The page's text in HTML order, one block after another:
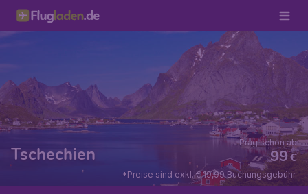
Tschechien €
99
Prag schon ab
*Preise sind exkl. € 19,99 Buchungsgebühr.